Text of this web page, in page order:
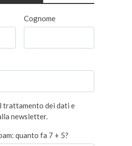
Cognome
trattamento dei dati e
newsletter.
quanto fa 7 + 5?